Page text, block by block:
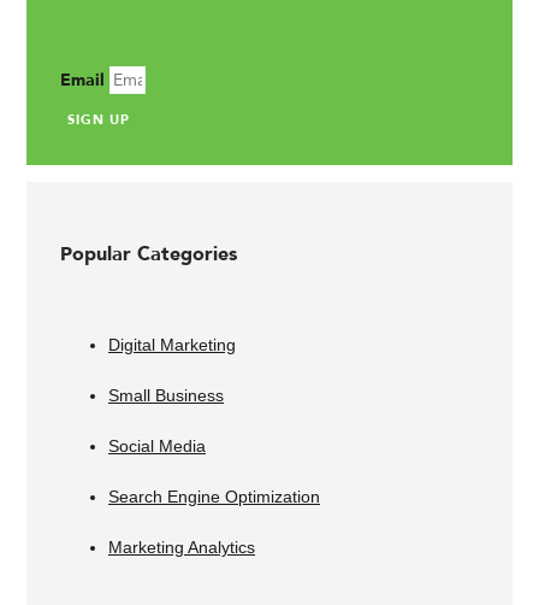
Email
SIGN UP
Popular Categories
Digital Marketing
Small Business
Social Media
Search Engine Optimization
Marketing Analytics